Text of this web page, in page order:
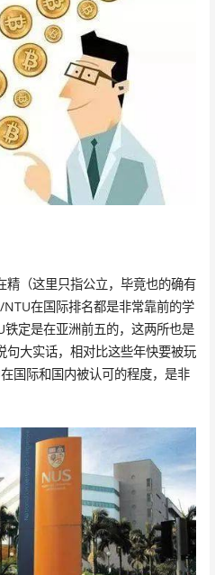
精（这里只指公立，毕竟也的确有
在国际排名都是非常靠前的学
定是在亚洲前五的，这两所也是
句大实话，相对比这些年快要被玩
国际和国内被认可的程度，是非